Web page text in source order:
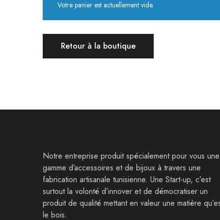
Votre panier est actuellement vide.
Retour à la boutique
Notre entreprise produit spécialement pour vous une
gamme d’accessoires et de bijoux à travers une
fabrication artisanale tunisienne. Une Start-up, c’est
surtout la volonté d’innover et de démocratiser un
produit de qualité mettant en valeur une matière
le bois.